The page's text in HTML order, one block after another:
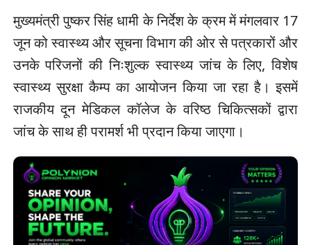
मुख्यमंत्री पुष्कर सिंह धामी के निर्देश के क्रम में मंगलवार 17
जून को स्वास्थ्य और सूचना विभाग की ओर से पत्रकारों और
उनके परिजनों की निःशुल्क स्वास्थ्य जांच के लिए, विशेष
स्वास्थ्य सुरक्षा कैम्प का आयोजन किया जा रहा है। इसमें
राजकीय दून मेडिकल कॉलेज के वरिष्ठ चिकित्सकों द्वारा
जांच के साथ ही परामर्श भी प्रदान किया जाएगा।